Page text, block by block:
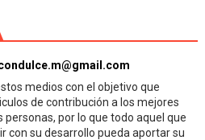
medios con el objetivo que
de contribución a los mejores
personas, por lo que todo aquel que
con su desarrollo pueda aportar su